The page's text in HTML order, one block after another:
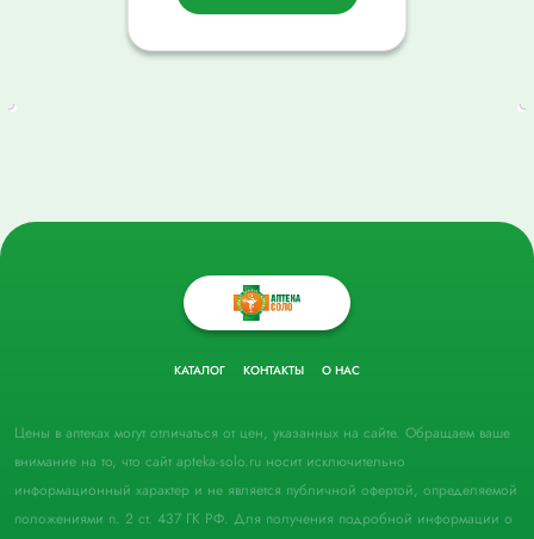
КАТАЛОГ КОНТАКТЫ О НАС
Цены в аптеках могут отличаться от цен, указанных на сайте. Обращаем ваше
внимание на то, что сайт apteka-solo.ru носит исключительно
информационный характер и не является публичной офертой, определяемой
положениями п. 2 ст. 437 ГК РФ. Для получения подробной информации о